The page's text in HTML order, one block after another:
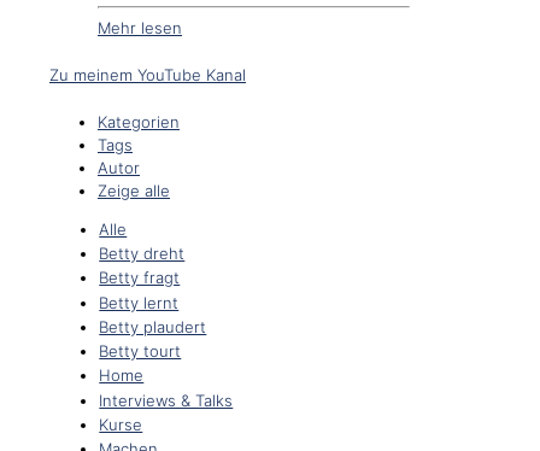
Mehr lesen
Zu meinem YouTube Kanal
Kategorien
Tags
Autor
Zeige alle
Alle
Betty dreht
Betty fragt
Betty lernt
Betty plaudert
Betty tourt
Home
Interviews & Talks
Kurse